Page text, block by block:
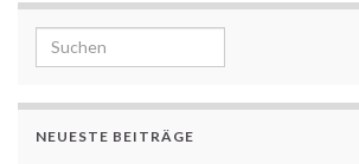
Search for:
NEUESTE BEITRÄGE